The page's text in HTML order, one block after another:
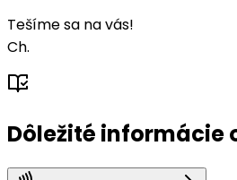
Tešíme sa na vás!
Ch.
Dôležité informácie